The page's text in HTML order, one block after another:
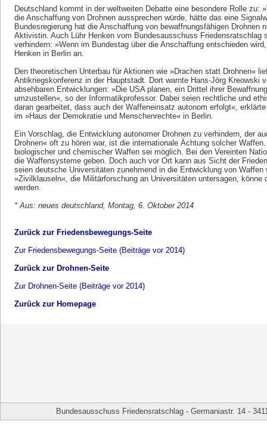
Deutschland kommt in der weltweiten Debatte eine besondere Rolle zu:
die Anschaffung von Drohnen aussprechen würde, hätte das eine
Bundesregierung hat die Anschaffung von bewaffnungsfähigen Drohnen
Aktivistin. Auch Lühr Henken vom Bundesausschuss Friedensratschlag
verhindern: »Wenn im Bundestag über die Anschaffung entschieden
Henken in Berlin an.
Den theoretischen Unterbau für Aktionen wie »Drachen statt Drohnen«
Antikriegskonferenz in der Hauptstadt. Dort warnte Hans-Jörg Kreowski
absehbaren Entwicklungen: »Die USA planen, ein Drittel ihrer
umzustellen«, so der Informatikprofessor. Dabei seien rechtliche und
daran gearbeitet, dass auch der Waffeneinsatz autonom erfolgt«,
im »Haus der Demokratie und Menschenrechte« in Berlin.
Ein Vorschlag, die Entwicklung autonomer Drohnen zu verhindern, der
Drohnen« oft zu hören war, ist die internationale Ächtung solcher
biologischer und chemischer Waffen sei möglich. Bei den Vereinten
die Waffensysteme geben. Doch auch vor Ort kann aus Sicht der
seien deutsche Universitäten zunehmend in die Entwicklung von
»Zivilklauseln«, die Militärforschung an Universitäten untersagen,
werden.
* Aus: neues deutschland, Montag, 6. Oktober 2014
Zurück zur Friedensbewegungs-Seite
Zur Friedensbewegungs-Seite (Beiträge vor 2014)
Zurück zur Drohnen-Seite
Zur Drohnen-Seite (Beiträge vor 2014)
Zurück zur Homepage
Bundesausschuss Friedensratschlag - Germaniastr. 14 -